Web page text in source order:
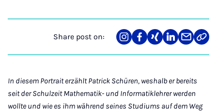
Share post on:
Share
on
Teilen
auf
Teilen
auf
Teilen
auf
Teilen
über
Mail
Link
In diesem Portrait erzählt Patrick Schüren, weshalb er bereits
seit der Schulzeit Mathematik- und Informatiklehrer werden
wollte und wie es ihm während seines Studiums auf dem Weg